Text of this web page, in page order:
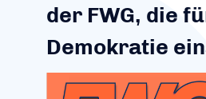
der FWG, die
Demokratie